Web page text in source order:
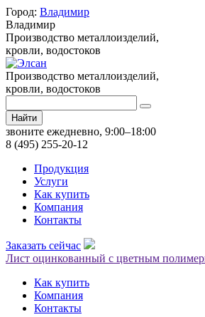
Город: Владимир
Владимир
Производство металлоизделий,
кровли, водостоков
Производство металлоизделий,
кровли, водостоков
Найти
звоните ежедневно, 9:00–18:00
8 (495) 255-20-12
Продукция
Услуги
Как купить
Компания
Контакты
Заказать сейчас
Лист оцинкованный с цветным
Как купить
Компания
Контакты